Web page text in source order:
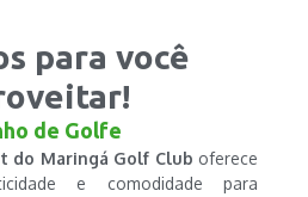
para você
de Golfe
do Maringá Golf Club oferece
e comodidade para